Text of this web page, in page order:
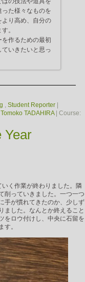
た様々なものを
より高め、自分の
。
作るための最初
いきたいと思っ
, Student Reporter
Tomoko TADAHIRA| Course:
Year
く作業が終わりました。隣
削っていきました。一つ一つ
手が慣れてきたのか、少しず
ました。なんとか終えること
をロウ付けし、中央に石留を
す。